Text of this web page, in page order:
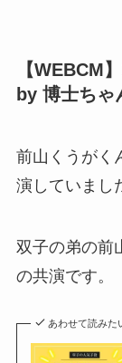
【WEBCM
by 博士ちゃ
前山くうがく
演していまし
双子の弟の前
の共演です。
あわせて読みた